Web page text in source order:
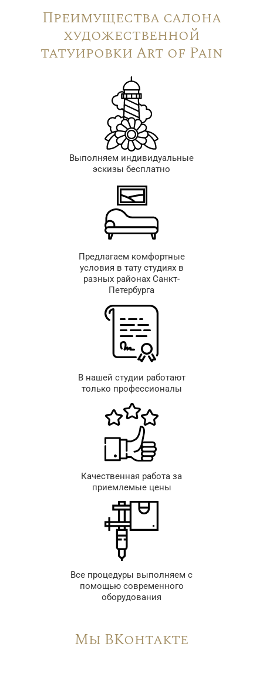
Преимущества салона
художественной
татуировки Art of Pain
Выполняем индивидуальные
эскизы бесплатно
Предлагаем комфортные
условия в тату студиях в
разных районах Санкт-
Петербурга
В нашей студии работают
только профессионалы
Качественная работа за
приемлемые цены
Все процедуры выполняем с
помощью современного
оборудования
Мы ВКонтакте